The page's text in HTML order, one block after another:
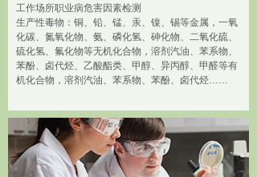
工作场所职业病危害因素检测
生产性毒物：铜、铅、锰、汞、镍、锡等金属，一氧
化碳、氮氧化物、氨、磷化氢、砷化物、二氧化硫、
硫化氢、氟化物等无机化合物，溶剂汽油、苯系物、
苯酚、卤代烃、乙酸酯类、甲醇、异丙醇、甲醛等有
机化合物，溶剂汽油、苯系物、苯酚、卤代烃……